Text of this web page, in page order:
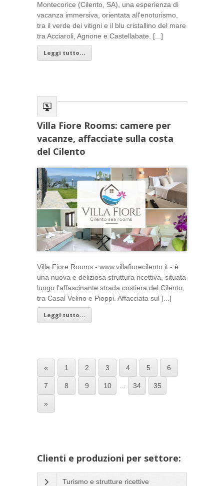
Montecorice (Cilento, SA), una esperienza di
vacanza immersiva, orientata all'enoturismo,
tra il verde dei vitigni e il blu cristallino del mare
tra Acciaroli, Agnone e Castellabate. [...]
Leggi tutto...
Villa Fiore Rooms: camere per
vacanze, affacciate sulla costa
del Cilento
Villa Fiore Rooms - www.villafiorecilento.it - è
una nuova e deliziosa struttura ricettiva, situata
lungo l'affascinante strada costiera del Cilento,
tra Casal Velino e Pioppi. Affacciata sul [...]
Leggi tutto...
« 1 2 3 4 5 6
7 8 9 10 34 35
»
Clienti e produzioni per settore:
Turismo e strutture ricettive